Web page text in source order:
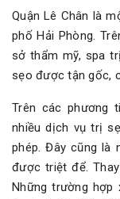
Quận Lê Chân là
phố Hải Phòng.
sở thẩm mỹ, spa
sẹo được tận gốc,
Trên các phương
nhiều dịch vụ trị
phép. Đây cũng là
được triệt để.
Những trường hợp